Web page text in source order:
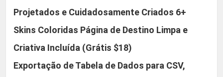
q
a
n
t
Projetados e Cuidadosamente Criados 6+
Skins Coloridas Página de Destino Limpa e
Criativa Incluída (Grátis $18)
Exportação de Tabela de Dados para CSV,